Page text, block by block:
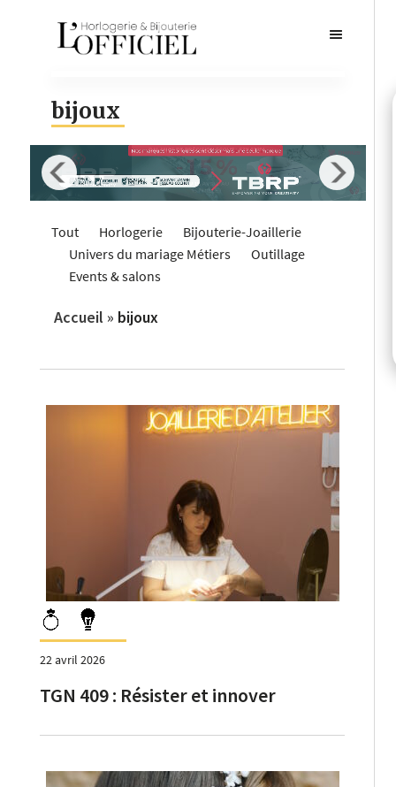
bijoux
Tout Horlogerie
Bijouterie-Joaillerie
Univers du mariage Métiers
Outillage
Events & salons
Accueil » bijoux
22 avril 2026
TGN 409 : Résister et innover